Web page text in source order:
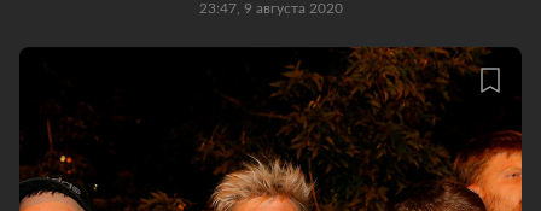
23:47, 9 августа 2020